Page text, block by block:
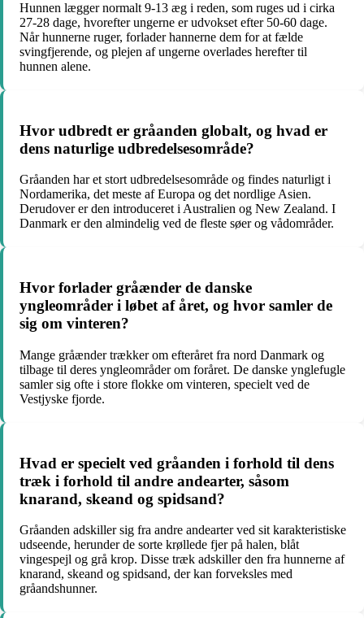
Hunnen lægger normalt 9-13 æg i reden, som ruges ud i cirka
27-28 dage, hvorefter ungerne er udvokset efter 50-60 dage.
Når hunnerne ruger, forlader hannerne dem for at fælde
svingfjerende, og plejen af ungerne overlades herefter til
hunnen alene.
Hvor udbredt er gråanden globalt, og hvad er
dens naturlige udbredelsesområde?
Gråanden har et stort udbredelsesområde og findes naturligt i
Nordamerika, det meste af Europa og det nordlige Asien.
Derudover er den introduceret i Australien og New Zealand. I
Danmark er den almindelig ved de fleste søer og vådområder.
Hvor forlader gråænder de danske
yngleområder i løbet af året, og hvor samler de
sig om vinteren?
Mange gråænder trækker om efteråret fra nord Danmark og
tilbage til deres yngleområder om foråret. De danske ynglefugle
samler sig ofte i store flokke om vinteren, specielt ved de
Vestjyske fjorde.
Hvad er specielt ved gråanden i forhold til dens
træk i forhold til andre andearter, såsom
knarand, skeand og spidsand?
Gråanden adskiller sig fra andre andearter ved sit karakteristiske
udseende, herunder de sorte krøllede fjer på halen, blåt
vingespejl og grå krop. Disse træk adskiller den fra hunnerne af
knarand, skeand og spidsand, der kan forveksles med
gråandshunner.